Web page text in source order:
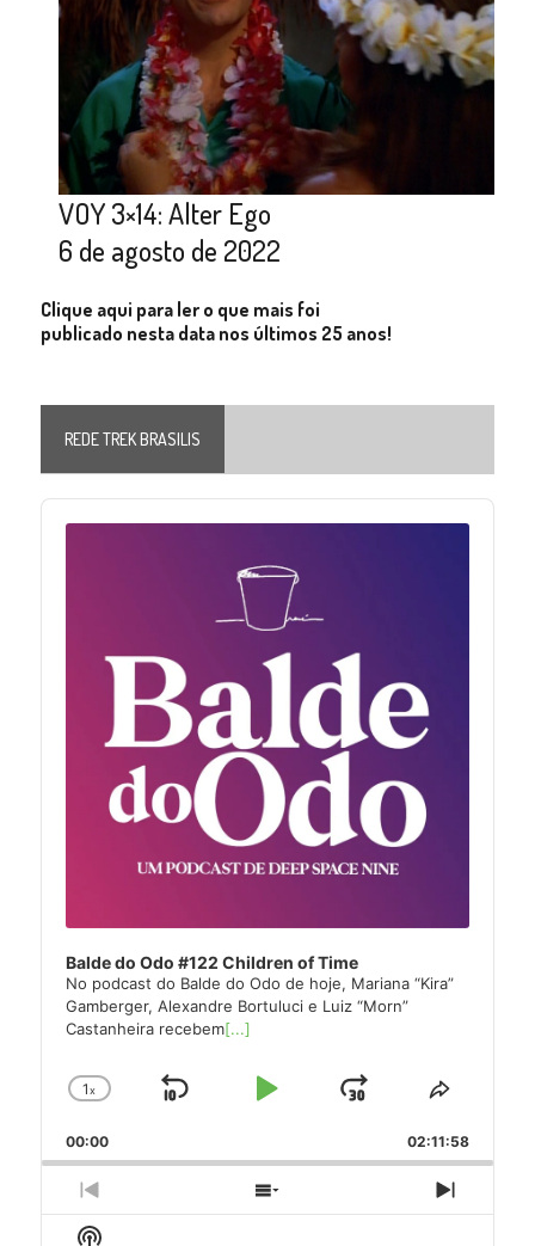
VOY 3×14: Alter Ego
6 de agosto de 2022
Clique aqui para ler o que mais foi
publicado nesta data nos últimos 25 anos!
REDE TREK BRASILIS
Audio
Player
Balde do Odo #122 Children of Time
No podcast do Balde do Odo de hoje, Mariana “Kira”
Gamberger, Alexandre Bortuluci e Luiz “Morn”
Castanheira recebem[...]
Change
Rate
1x
Skip
Play
Jump
Forward
Share
Episode
00:00 02:11:58
Previous
Episode
Show
Episodes
Next
Episode
Show